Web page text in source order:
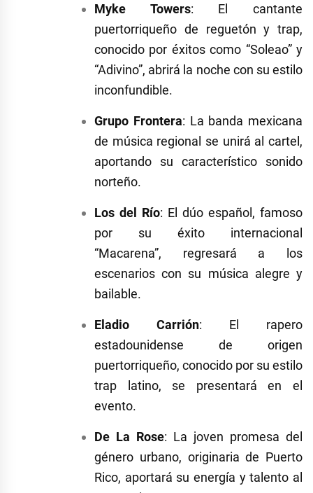
Myke Towers: El cantante
puertorriqueño de reguetón y trap,
conocido por éxitos como “Soleao” y
“Adivino”, abrirá la noche con su estilo
inconfundible.
Grupo Frontera: La banda mexicana
de música regional se unirá al cartel,
aportando su característico sonido
norteño.
Los del Río: El dúo español, famoso
por su éxito internacional
“Macarena”, regresará a los
escenarios con su música alegre y
bailable.
Eladio Carrión: El rapero
estadounidense de origen
puertorriqueño, conocido por su estilo
trap latino, se presentará en el
evento.
De La Rose: La joven promesa del
género urbano, originaria de Puerto
Rico, aportará su energía y talento al